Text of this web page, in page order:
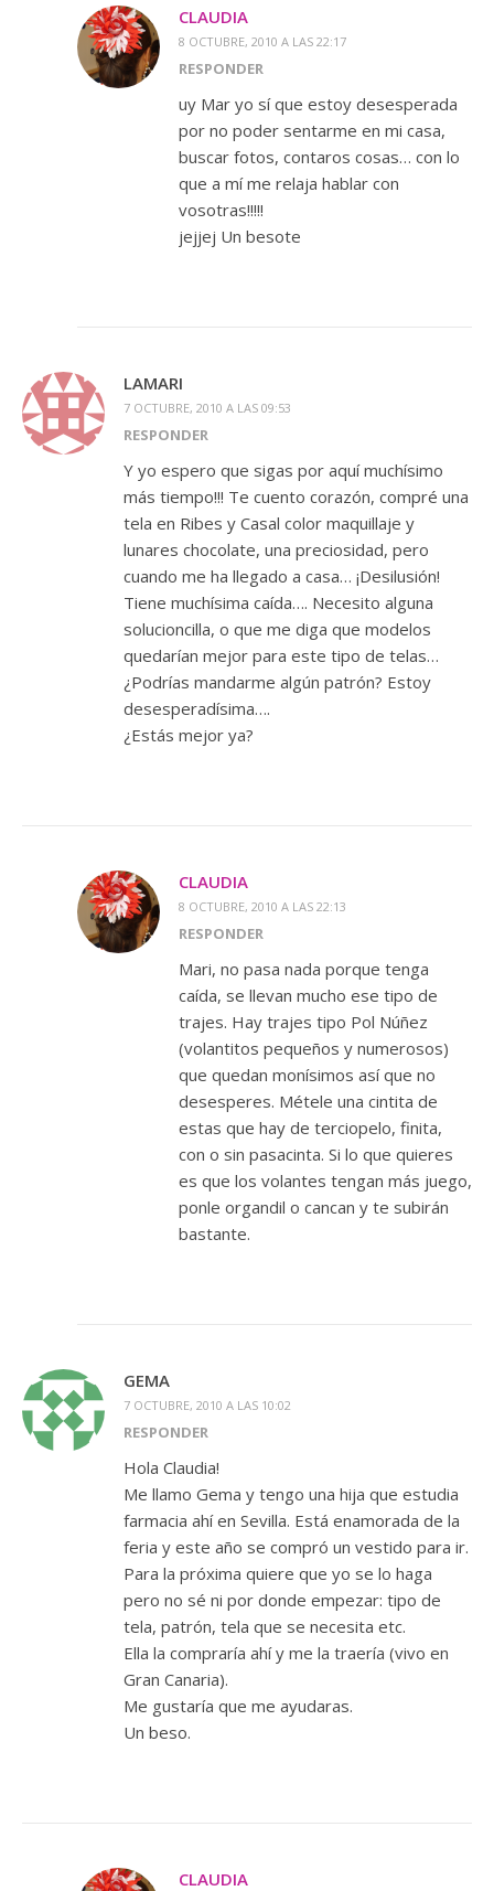
CLAUDIA
8 OCTUBRE, 2010 A LAS 22:17
RESPONDER
uy Mar yo sí que estoy desesperada
por no poder sentarme en mi casa,
buscar fotos, contaros cosas… con lo
que a mí me relaja hablar con
vosotras!!!!!
jejjej Un besote
LAMARI
7 OCTUBRE, 2010 A LAS 09:53
RESPONDER
Y yo espero que sigas por aquí muchísimo
más tiempo!!! Te cuento corazón, compré una
tela en Ribes y Casal color maquillaje y
lunares chocolate, una preciosidad, pero
cuando me ha llegado a casa… ¡Desilusión!
Tiene muchísima caída…. Necesito alguna
solucioncilla, o que me diga que modelos
quedarían mejor para este tipo de telas…
¿Podrías mandarme algún patrón? Estoy
desesperadísima….
¿Estás mejor ya?
CLAUDIA
8 OCTUBRE, 2010 A LAS 22:13
RESPONDER
Mari, no pasa nada porque tenga
caída, se llevan mucho ese tipo de
trajes. Hay trajes tipo Pol Núñez
(volantitos pequeños y numerosos)
que quedan monísimos así que no
desesperes. Métele una cintita de
estas que hay de terciopelo, finita,
con o sin pasacinta. Si lo que quieres
es que los volantes tengan más juego,
ponle organdil o cancan y te subirán
bastante.
GEMA
7 OCTUBRE, 2010 A LAS 10:02
RESPONDER
Hola Claudia!
Me llamo Gema y tengo una hija que estudia
farmacia ahí en Sevilla. Está enamorada de la
feria y este año se compró un vestido para ir.
Para la próxima quiere que yo se lo haga
pero no sé ni por donde empezar: tipo de
tela, patrón, tela que se necesita etc.
Ella la compraría ahí y me la traería (vivo en
Gran Canaria).
Me gustaría que me ayudaras.
Un beso.
CLAUDIA